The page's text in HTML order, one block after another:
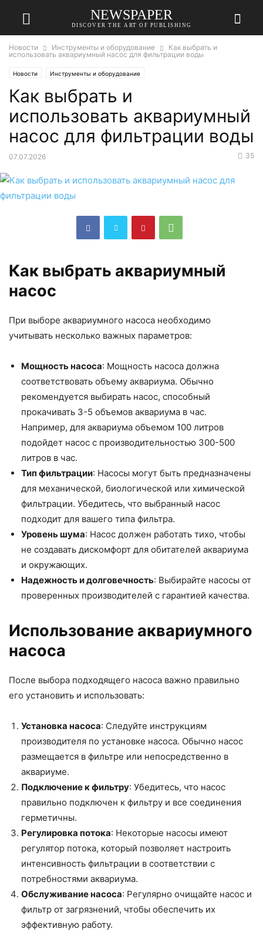
NEWSPAPER
DISCOVER THE ART OF PUBLISHING
Новости Инструменты и оборудование
Как выбрать и
использовать аквариумный насос для фильтрации воды
Новости Инструменты и оборудование
Как выбрать и
использовать аквариумный
насос для фильтрации воды
07.07.2026 35
Как выбрать аквариумный
насос
При выборе аквариумного насоса необходимо
учитывать несколько важных параметров:
Мощность насоса: Мощность насоса должна
соответствовать объему аквариума. Обычно
рекомендуется выбирать насос, способный
прокачивать 3-5 объемов аквариума в час.
Например, для аквариума объемом 100 литров
подойдет насос с производительностью 300-500
литров в час.
Тип фильтрации: Насосы могут быть предназначены
для механической, биологической или химической
фильтрации. Убедитесь, что выбранный насос
подходит для вашего типа фильтра.
Уровень шума: Насос должен работать тихо, чтобы
не создавать дискомфорт для обитателей аквариума
и окружающих.
Надежность и долговечность: Выбирайте насосы от
проверенных производителей с гарантией качества.
Использование аквариумного
насоса
После выбора подходящего насоса важно правильно
его установить и использовать:
Установка насоса: Следуйте инструкциям
производителя по установке насоса. Обычно насос
размещается в фильтре или непосредственно в
аквариуме.
Подключение к фильтру: Убедитесь, что насос
правильно подключен к фильтру и все соединения
герметичны.
Регулировка потока: Некоторые насосы имеют
регулятор потока, который позволяет настроить
интенсивность фильтрации в соответствии с
потребностями аквариума.
Обслуживание насоса: Регулярно очищайте насос и
фильтр от загрязнений, чтобы обеспечить их
эффективную работу.